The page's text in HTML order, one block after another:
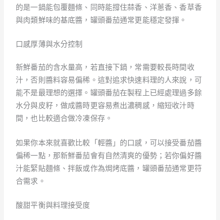
的是一鍋能包覆麵條、同時能撐住蒜香、洋蔥香、香草香
與肉類鮮味的基底醬，罐頭番茄通常更能穩定發揮。
口感厚薄與水分控制
新鮮番茄的含水量高，若直接下鍋，常需要較長時間收
汁，否則醬料容易偏稀。這對追求快速料理的人來說，可
能不是最理想的選擇。罐頭番茄在製程上已經處理過多餘
水分與皮籽，做成醬時更容易煮出濃稠感，縮短收汁時
間，也比較適合做冷凍保存。
如果你本來就喜歡比較「輕醬」的口感，可以接受番茄醬
偏稀一點，那新鮮番茄會有自然清爽的優勢；若你偏好醬
汁能緊貼麵條、拌飯或作為焗烤底醬，罐頭番茄通常更符
合需求。
酸甜平衡與料理接受度